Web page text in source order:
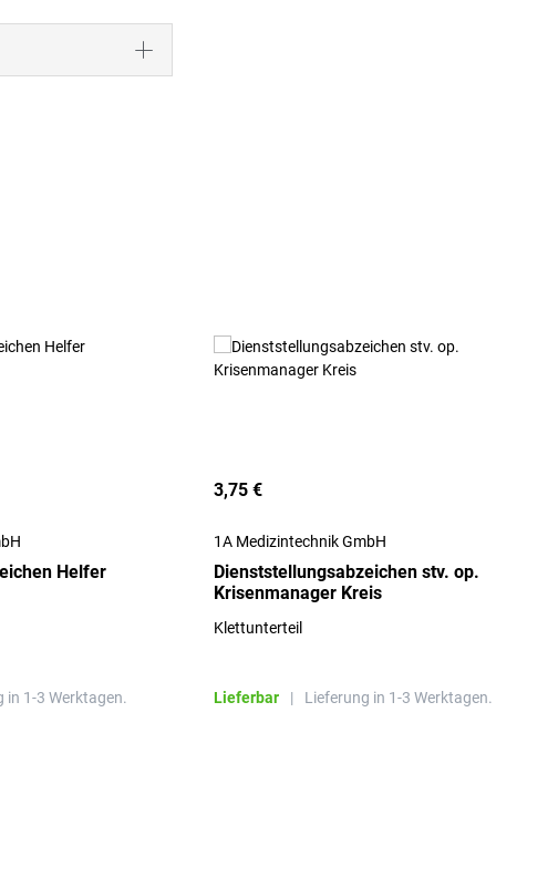
Helfer
in 1-3 Werktagen.
3,75 €
1A Medizintechnik GmbH
Dienststellungsabzeichen stv. op.
Krisenmanager Kreis
Klettunterteil
Lieferbar | Lieferung in 1-3 Werktagen.